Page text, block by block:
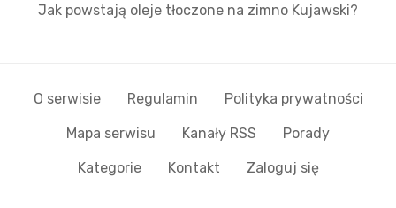
Jak powstają oleje tłoczone na zimno Kujawski?
O serwisie Regulamin Polityka prywatności
Mapa serwisu Kanały RSS Porady
Kategorie Kontakt Zaloguj się